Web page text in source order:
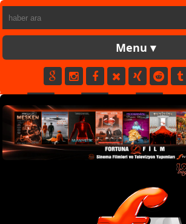
FORTUNATV
YAPIM
FİLM
MÜZİK
SPOR